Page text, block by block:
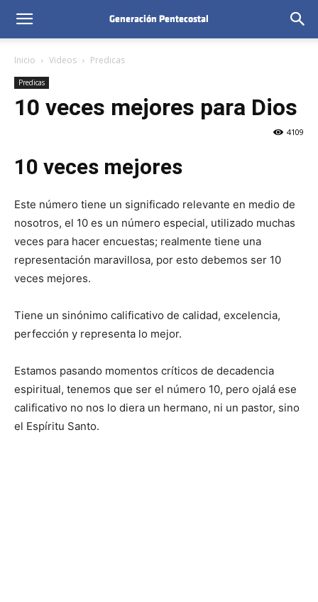
Inicio Videos Predicas
Predicas
10 veces mejores para Dios
4109
10 veces mejores
Este número tiene un significado relevante en medio de
nosotros, el 10 es un número especial, utilizado muchas
veces para hacer encuestas; realmente tiene una
representación maravillosa, por esto debemos ser 10
veces mejores.
Tiene un sinónimo calificativo de calidad, excelencia,
perfección y representa lo mejor.
Estamos pasando momentos críticos de decadencia
espiritual, tenemos que ser el número 10, pero ojalá ese
calificativo no nos lo diera un hermano, ni un pastor, sino
el Espíritu Santo.